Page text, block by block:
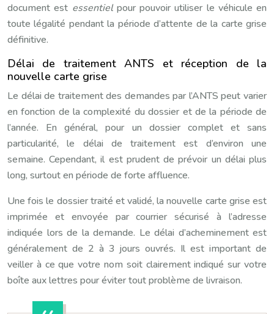
document est essentiel pour pouvoir utiliser le véhicule en
toute légalité pendant la période d’attente de la carte grise
définitive.
Délai de traitement ANTS et réception de la
nouvelle carte grise
Le délai de traitement des demandes par l’ANTS peut varier
en fonction de la complexité du dossier et de la période de
l’année. En général, pour un dossier complet et sans
particularité, le délai de traitement est d’environ une
semaine. Cependant, il est prudent de prévoir un délai plus
long, surtout en période de forte affluence.
Une fois le dossier traité et validé, la nouvelle carte grise est
imprimée et envoyée par courrier sécurisé à l’adresse
indiquée lors de la demande. Le délai d’acheminement est
généralement de 2 à 3 jours ouvrés. Il est important de
veiller à ce que votre nom soit clairement indiqué sur votre
boîte aux lettres pour éviter tout problème de livraison.